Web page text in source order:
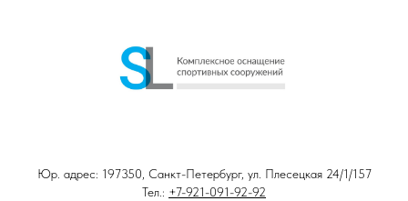
Юр. адрес: 197350, Санкт-Петербург, ул. Плесецкая 24/1/157
Тел.: +7-921-091-92-92